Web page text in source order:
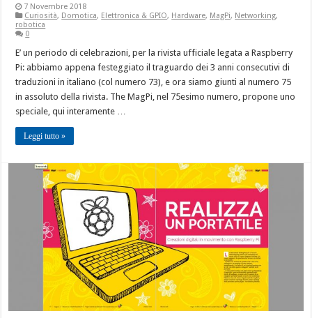
7 Novembre 2018
Curiosità, Domotica, Elettronica & GPIO, Hardware, MagPi, Networking,
robotica
0
E’ un periodo di celebrazioni, per la rivista ufficiale legata a Raspberry
Pi: abbiamo appena festeggiato il traguardo dei 3 anni consecutivi di
traduzioni in italiano (col numero 73), e ora siamo giunti al numero 75
in assoluto della rivista. The MagPi, nel 75esimo numero, propone uno
speciale, qui interamente …
Leggi tutto »